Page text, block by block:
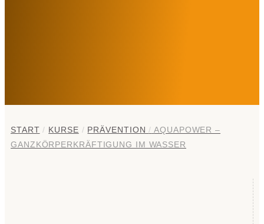
START / KURSE / PRÄVENTION/ AQUAPOWER –
GANZKÖRPERKRÄFTIGUNG IM WASSER